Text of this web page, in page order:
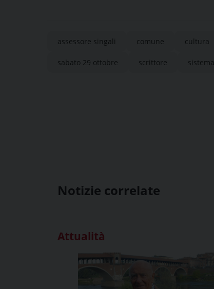
assessore singali comune cultura
sabato 29 ottobre scrittore
Notizie correlate
Attualità